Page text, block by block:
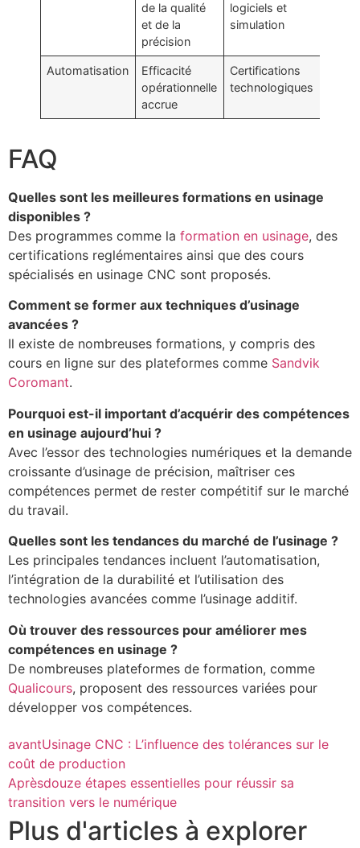
de la qualité
et de la
précision
logiciels et
simulation
Automatisation
Efficacité
opérationnelle
accrue
Certifications
technologiques
FAQ
Quelles sont les meilleures formations en usinage
disponibles ?
Des programmes comme la formation en usinage, des
certifications reglémentaires ainsi que des cours
spécialisés en usinage CNC sont proposés.
Comment se former aux techniques d’usinage
avancées ?
Il existe de nombreuses formations, y compris des
cours en ligne sur des plateformes comme Sandvik
Coromant.
Pourquoi est-il important d’acquérir des compétences
en usinage aujourd’hui ?
Avec l’essor des technologies numériques et la demande
croissante d’usinage de précision, maîtriser ces
compétences permet de rester compétitif sur le marché
du travail.
Quelles sont les tendances du marché de l’usinage ?
Les principales tendances incluent l’automatisation,
l’intégration de la durabilité et l’utilisation des
technologies avancées comme l’usinage additif.
Où trouver des ressources pour améliorer mes
compétences en usinage ?
De nombreuses plateformes de formation, comme
Qualicours, proposent des ressources variées pour
développer vos compétences.
avantUsinage CNC : L’influence des tolérances sur le
coût de production
Aprèsdouze étapes essentielles pour réussir sa
transition vers le numérique
Plus d'articles à explorer